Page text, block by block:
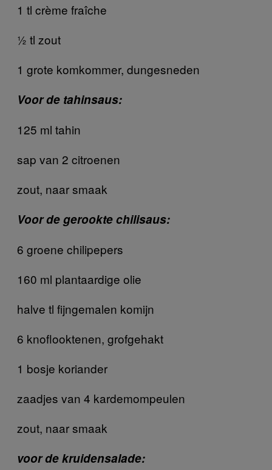
1 tl crème fraîche
½ tl zout
1 grote komkommer, dungesneden
Voor de tahinsaus:
125 ml tahin
sap van 2 citroenen
zout, naar smaak
Voor de gerookte chilisaus:
6 groene chilipepers
160 ml plantaardige olie
halve tl fijngemalen komijn
6 knoflooktenen, grofgehakt
1 bosje koriander
zaadjes van 4 kardemompeulen
zout, naar smaak
voor de kruidensalade: